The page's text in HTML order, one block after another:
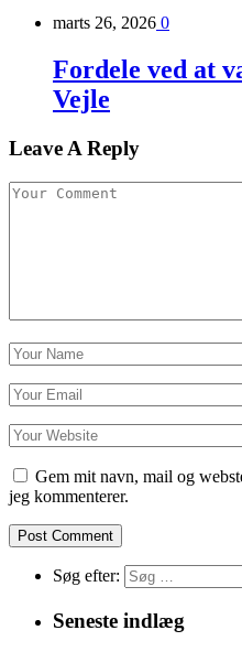
marts 26, 2026 0
Fordele ved at
Vejle
Leave A Reply
Gem mit navn, mail og
jeg kommenterer.
Søg efter:
Seneste indlæg